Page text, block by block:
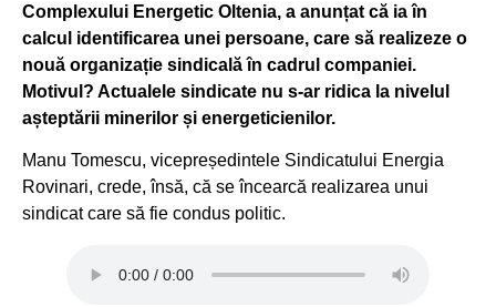
Complexului Energetic Oltenia, a anunțat că ia în
calcul identificarea unei persoane, care să realizeze o
nouă organizație sindicală în cadrul companiei.
Motivul? Actualele sindicate nu s-ar ridica la nivelul
așteptării minerilor și energeticienilor.
Manu Tomescu, vicepreședintele Sindicatului Energia
Rovinari, crede, însă, că se încearcă realizarea unui
sindicat care să fie condus politic.